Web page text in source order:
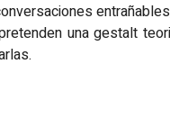
una gestalt